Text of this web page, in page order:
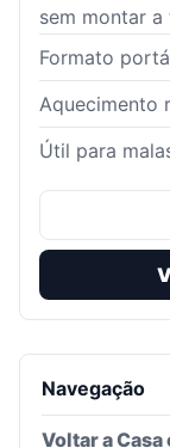
sem montar a
Formato
Aquecimento
Útil para
Navegação
Voltar aCasa